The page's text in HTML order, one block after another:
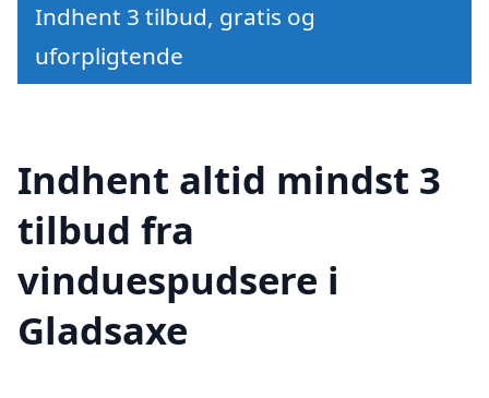
Indhent 3 tilbud, gratis og
uforpligtende
Indhent altid mindst 3
tilbud fra
vinduespudsere i
Gladsaxe